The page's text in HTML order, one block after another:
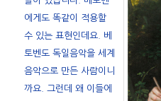
에게도 똑같이 적용할
수 있는 표현인데요. 베
토벤도 독일음악을 세계
음악으로 만든 사람이니
까요. 그런데 왜 이들에